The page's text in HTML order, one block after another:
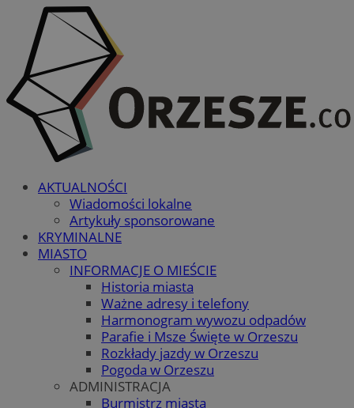
AKTUALNOŚCI
Wiadomości lokalne
Artykuły sponsorowane
KRYMINALNE
MIASTO
INFORMACJE O MIEŚCIE
Historia miasta
Ważne adresy i telefony
Harmonogram wywozu odpadów
Parafie i Msze Święte w Orzeszu
Rozkłady jazdy w Orzeszu
Pogoda w Orzeszu
ADMINISTRACJA
Burmistrz miasta